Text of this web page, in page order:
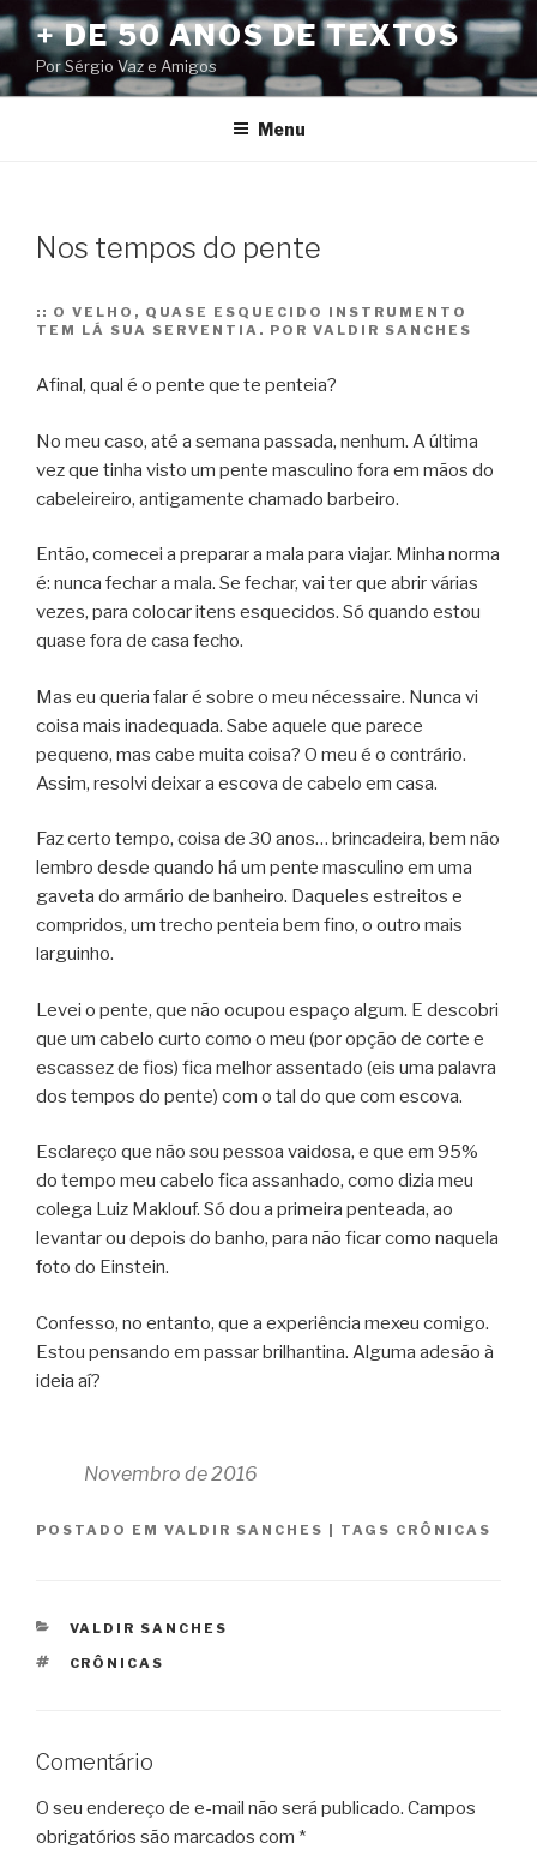
Pular
para
o
conteúdo
+ DE 50 ANOS DE TEXTOS
Por Sérgio Vaz e Amigos
Menu
Nos tempos do pente
:: O VELHO, QUASE ESQUECIDO INSTRUMENTO
TEM LÁ SUA SERVENTIA. POR VALDIR SANCHES
Afinal, qual é o pente que te penteia?
No meu caso, até a semana passada, nenhum. A última
vez que tinha visto um pente masculino fora em mãos do
cabeleireiro, antigamente chamado barbeiro.
Então, comecei a preparar a mala para viajar. Minha norma
é: nunca fechar a mala. Se fechar, vai ter que abrir várias
vezes, para colocar itens esquecidos. Só quando estou
quase fora de casa fecho.
Mas eu queria falar é sobre o meu nécessaire. Nunca vi
coisa mais inadequada. Sabe aquele que parece
pequeno, mas cabe muita coisa? O meu é o contrário.
Assim, resolvi deixar a escova de cabelo em casa.
Faz certo tempo, coisa de 30 anos… brincadeira, bem não
lembro desde quando há um pente masculino em uma
gaveta do armário de banheiro. Daqueles estreitos e
compridos, um trecho penteia bem fino, o outro mais
larguinho.
Levei o pente, que não ocupou espaço algum. E descobri
que um cabelo curto como o meu (por opção de corte e
escassez de fios) fica melhor assentado (eis uma palavra
dos tempos do pente) com o tal do que com escova.
Esclareço que não sou pessoa vaidosa, e que em 95%
do tempo meu cabelo fica assanhado, como dizia meu
colega Luiz Maklouf. Só dou a primeira penteada, ao
levantar ou depois do banho, para não ficar como naquela
foto do Einstein.
Confesso, no entanto, que a experiência mexeu comigo.
Estou pensando em passar brilhantina. Alguma adesão à
ideia aí?
Novembro de 2016
POSTADO EM VALDIR SANCHES TAGS CRÔNICAS
CATEGORIAS
VALDIR SANCHES
TAGS
CRÔNICAS
Comentário
O seu endereço de e-mail não será publicado. Campos
obrigatórios são marcados com *